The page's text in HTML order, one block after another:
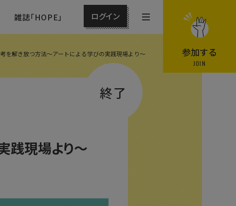
雑誌「HOPE」 ログイン
メ
ニ
ュ
開
参加する
JOIN
を解き放つ方法〜アートによる学びの実践現場より〜
終了
践現場より〜